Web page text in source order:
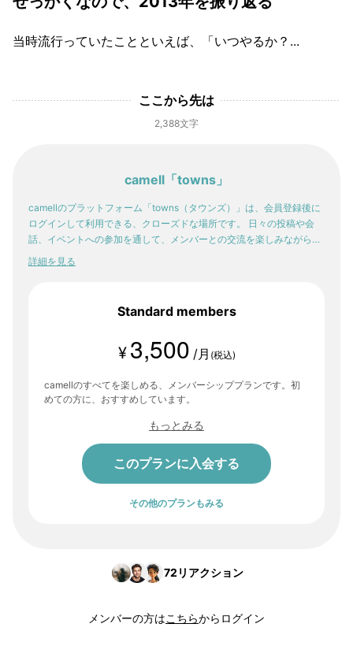
当時流行っていたことといえば、「いつやるか？...
ここから先は
2,388文字
camell「towns」
camellのプラットフォーム「towns（タウンズ）」は、会員登録後に
ログインして利用できる、クローズドな場所です。 日々の投稿や会
話、イベントへの参加を通して、メンバーとの交流を楽しみながら。
少しずつ、自分の感性や「好き」が輪郭を持っていく。そんな体験
詳細を見る
Standard members
¥ 3,500 /月 (税込)
camellのすべてを楽しめる、メンバーシッププランです。初
めての方に、おすすめしています。
もっとみる
このプランに入会する
その他のプランもみる
72 リアクション
メンバーの方はこちらからログイン